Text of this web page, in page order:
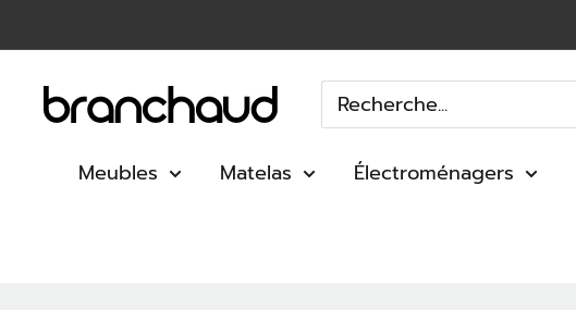
au
contenuBranchaud
Meubles Matelas Électroménagers